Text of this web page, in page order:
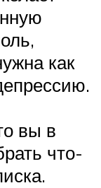
как
вы в
что-